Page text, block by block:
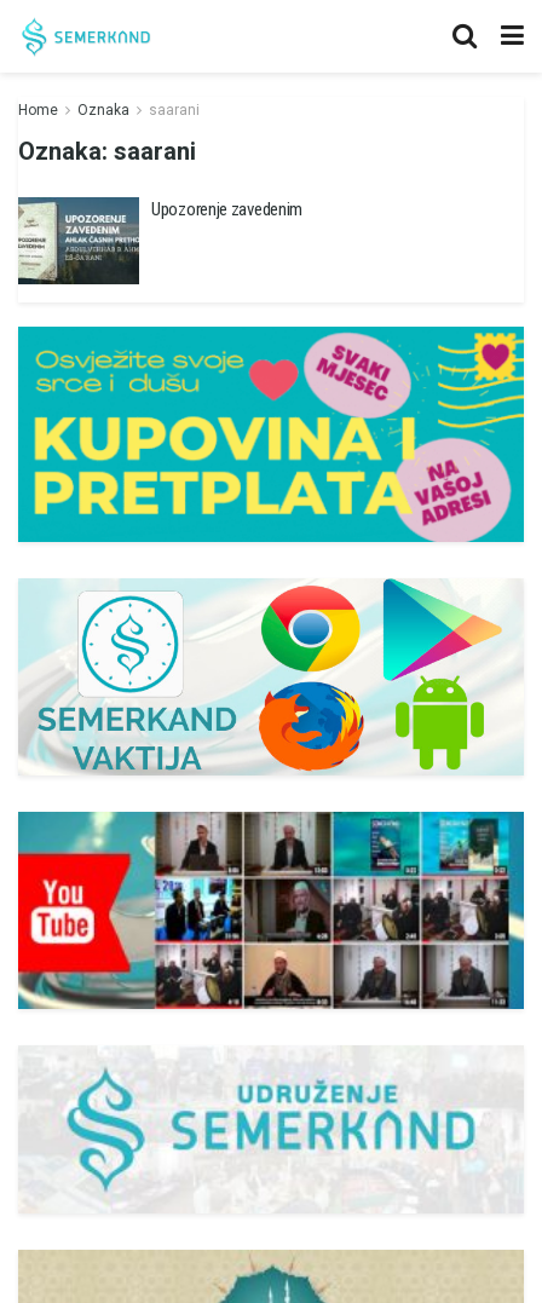
Home Oznaka saarani
Oznaka: saarani
Upozorenje zavedenim